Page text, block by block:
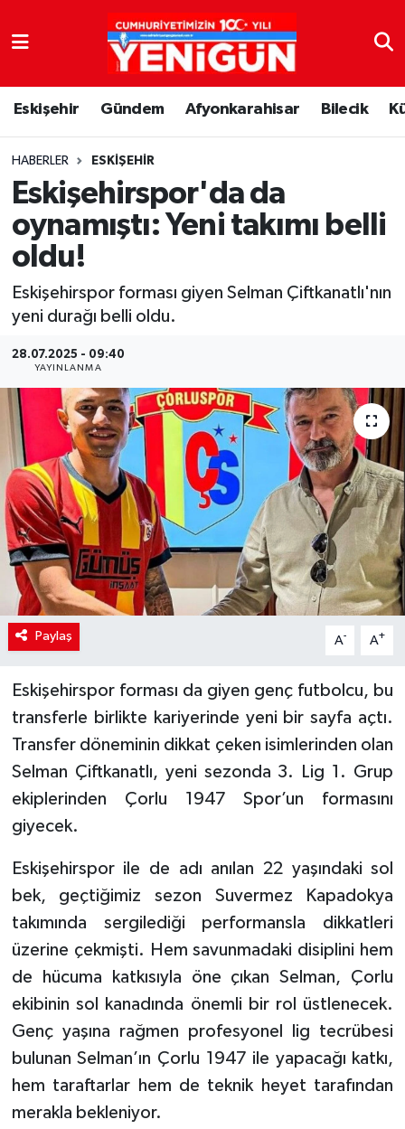
Eskişehir Gündem Afyonkarahisar Bilecik
HABERLER ESKIŞEHIR
Eskişehirspor'da da
oynamıştı: Yeni takımı belli
oldu!
Eskişehirspor forması giyen Selman Çiftkanatlı'nın
yeni durağı belli oldu.
28.07.2025 - 09:40
YAYINLANMA
Paylaş A- A+
Eskişehirspor forması da giyen genç futbolcu, bu
transferle birlikte kariyerinde yeni bir sayfa açtı.
Transfer döneminin dikkat çeken isimlerinden olan
Selman Çiftkanatlı, yeni sezonda 3. Lig 1. Grup
ekiplerinden Çorlu 1947 Spor’un formasını
giyecek.
Eskişehirspor ile de adı anılan 22 yaşındaki sol
bek, geçtiğimiz sezon Suvermez Kapadokya
takımında sergilediği performansla dikkatleri
üzerine çekmişti. Hem savunmadaki disiplini hem
de hücuma katkısıyla öne çıkan Selman, Çorlu
ekibinin sol kanadında önemli bir rol üstlenecek.
Genç yaşına rağmen profesyonel lig tecrübesi
bulunan Selman’ın Çorlu 1947 ile yapacağı katkı,
hem taraftarlar hem de teknik heyet tarafından
merakla bekleniyor.
Nöbetçi Eczaneler
Hava Durumu
Trafik Durumu
Süper Lig Puan Durumu ve Fikstür
Tüm Manşetler
Son Dakika Haberleri